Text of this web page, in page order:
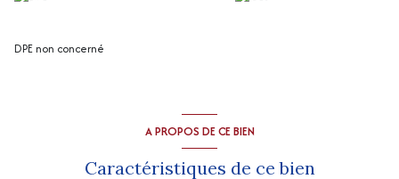
DPE non concerné
A PROPOS DE CE BIEN
Caractéristiques de ce bien